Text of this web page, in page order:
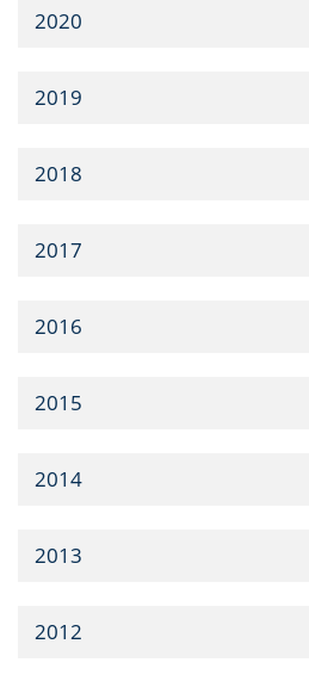
2020
2019
2018
2017
2016
2015
2014
2013
2012